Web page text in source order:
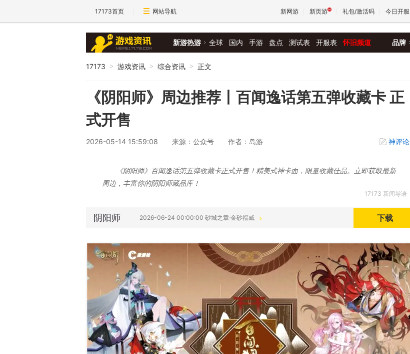
17173首页 网站导航 新网游 新页游 礼包/激活码 今日开服
新游热游 全球 国内 手游 盘点 测试表 开服表 怀旧频道 品牌
17173 > 游戏资讯 > 综合资讯 > 正文
《阴阳师》周边推荐丨百闻逸话第五弹收藏卡 正
式开售
2026-05-14 15:59:08 来源：公众号 作者：岛游 神评论
17173 新闻导语
《阴阳师》百闻逸话第五弹收藏卡正式开售！精美式神卡面，限量收藏佳品。立即获取最新
周边，丰富你的阴阳师藏品库！
阴阳师 2026-06-24 00:00:00 砂城之章·金砂福威 下载